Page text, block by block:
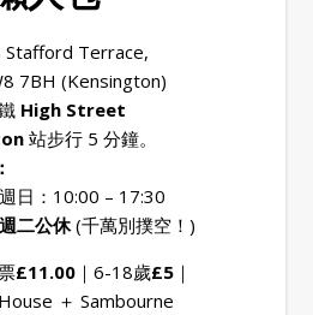
Stafford Terrace,
7BH (Kensington)
High Street
站步行 5 分鐘。
日：10:00 – 17:30
二公休(千萬別撲空！)
£11.00 ｜6-18歲£5 ｜
＋ Sambourne